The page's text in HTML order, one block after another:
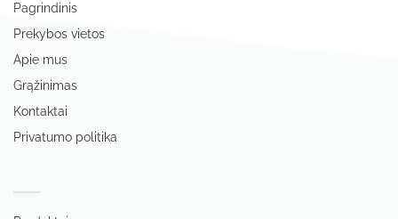
Pagrindinis
Prekybos vietos
Apie mus
Grąžinimas
Kontaktai
Privatumo politika